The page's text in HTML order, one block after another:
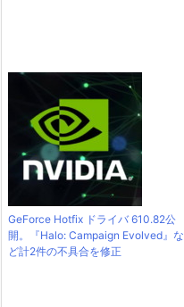
GeForce Hotfix ドライバ 610.82公
開。『Halo: Campaign Evolved』な
ど計2件の不具合を修正